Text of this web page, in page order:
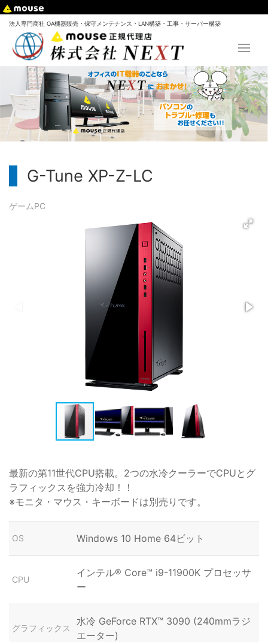
法人専門商社 OA機器販売・保守メンテナンス・LAN構築・工事・サーバー構築
G-Tune XP-Z-LC
ゲームPC
最新の第11世代CPU搭載。2つの水冷クーラーでCPUとグ
ラフィックスを強力冷却！！
※モニタ・マウス・キーボードは別売りです。
OS Windows 10 Home 64ビット
CPU
インテル® Core™ i9-11900K プロセッサ
ー
グラフィックス
水冷 GeForce RTX™ 3090 (240mmラジ
エーター)